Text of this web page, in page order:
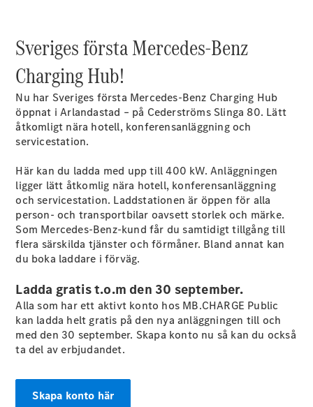
Alla Suvar
EQA
Elektrisk
EQE
SUV
Elektrisk
EQS
SUV
Mercedes-
Maybach
GLA
GLA
Ny
GLA Ny Elektrisk
GLB Elektrisk
GLB
GLC
Elektrisk
GLC
GLE
GLE Coupé
GLS
Mercedes-
Maybach
Ny
G-
Klass
Sveriges första Mercedes-Benz
Charging Hub!
Nu har Sveriges första Mercedes-Benz Charging Hub
öppnat i Arlandastad – på Cederströms Slinga 80. Lätt
åtkomligt nära hotell, konferensanläggning och
servicestation.
Här kan du ladda med upp till 400 kW. Anläggningen
ligger lätt åtkomlig nära hotell, konferensanläggning
och servicestation. Laddstationen är öppen för alla
person- och transportbilar oavsett storlek och märke.
Som Mercedes-Benz-kund får du samtidigt tillgång till
flera särskilda tjänster och förmåner. Bland annat kan
du boka laddare i förväg.
Ladda gratis t.o.m den 30 september.
Alla som har ett aktivt konto hos MB.CHARGE Public
kan ladda helt gratis på den nya anläggningen till och
med den 30 september. Skapa konto nu så kan du också
ta del av erbjudandet.
Skapa konto här